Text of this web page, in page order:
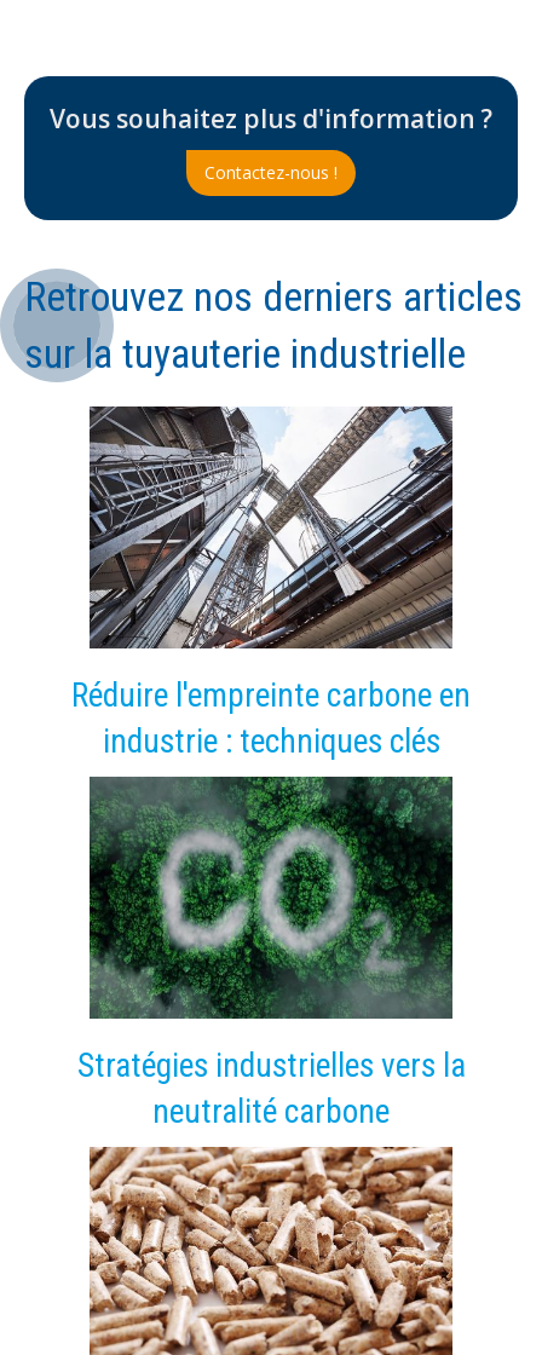
Vous souhaitez plus d'information ?
Contactez-nous !
Retrouvez nos derniers articles
sur la tuyauterie industrielle
Réduire l'empreinte carbone en
industrie : techniques clés
Stratégies industrielles vers la
neutralité carbone